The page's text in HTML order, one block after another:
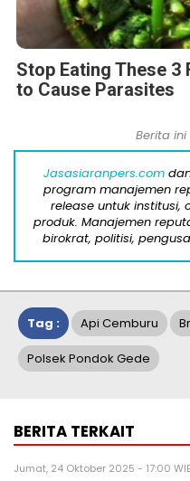
Stop Eating These 3
to Cause Parasites
Berita
Jasasiaranpers.com
program manajemen
release untuk
produk. Manajemen
birokrat, politisi,
Tag : Api Cemburu
Polsek Pondok Gede
BERITA TERKAIT
Jumat, 24 Oktober 2025 - 17:00